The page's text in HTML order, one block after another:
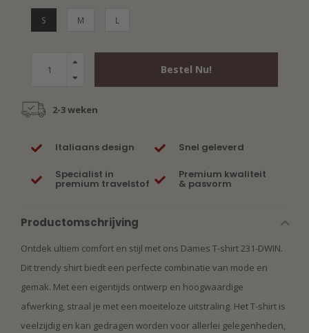
S M L
Bestel Nu!
2-3 weken
Italiaans design Snel geleverd
Specialist in
premium travelstof
Premium kwaliteit
& pasvorm
Productomschrijving
Ontdek ultiem comfort en stijl met ons Dames T-shirt 231-DWIN.
Dit trendy shirt biedt een perfecte combinatie van mode en
gemak. Met een eigentijds ontwerp en hoogwaardige
afwerking, straal je met een moeiteloze uitstraling. Het T-shirt is
veelzijdig en kan gedragen worden voor allerlei gelegenheden,